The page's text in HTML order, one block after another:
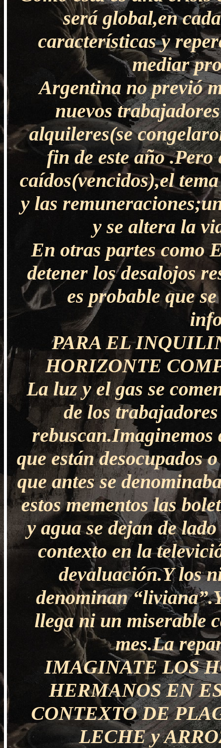
será global,en
características y
mediar
Argentina no previó
nuevos
alquileres(se
fin de este año
caídos(vencidos),el
y las
y se altera la
En otras partes como
detener los desalojos
es probable que
PARA EL
HORIZONTE
La luz y el gas se
de los
que están desocupados
que antes se
estos mementos las
y agua se dejan de
contexto en la
devaluación.Y los
denominan
llega ni un miserable
mes.La
IMAGINATE LOS
HERMANOS EN
CONTEXTO DE
LECHE y